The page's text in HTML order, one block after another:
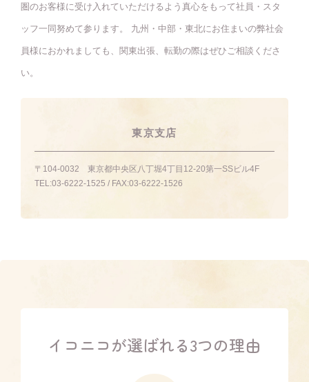
圏のお客様に受け入れていただけるよう真心をもって社員・スタ
ッフ一同努めて参ります。 九州・中部・東北にお住まいの弊社会
員様におかれましても、関東出張、転勤の際はぜひご相談くださ
い。
東京支店
〒104-0032 東京都中央区八丁堀4丁目12-20第一SSビル4F
TEL:03-6222-1525 / FAX:03-6222-1526
イコニコが選ばれる3つの理由